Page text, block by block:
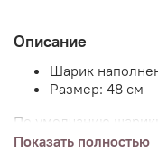
Описание
Шарик
Размер: 48 см
По умолчанию
добавить груз (или
Показать полностью